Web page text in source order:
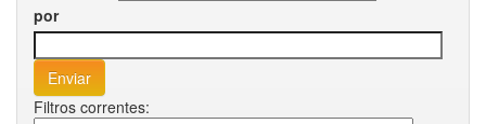
por
Filtros correntes: